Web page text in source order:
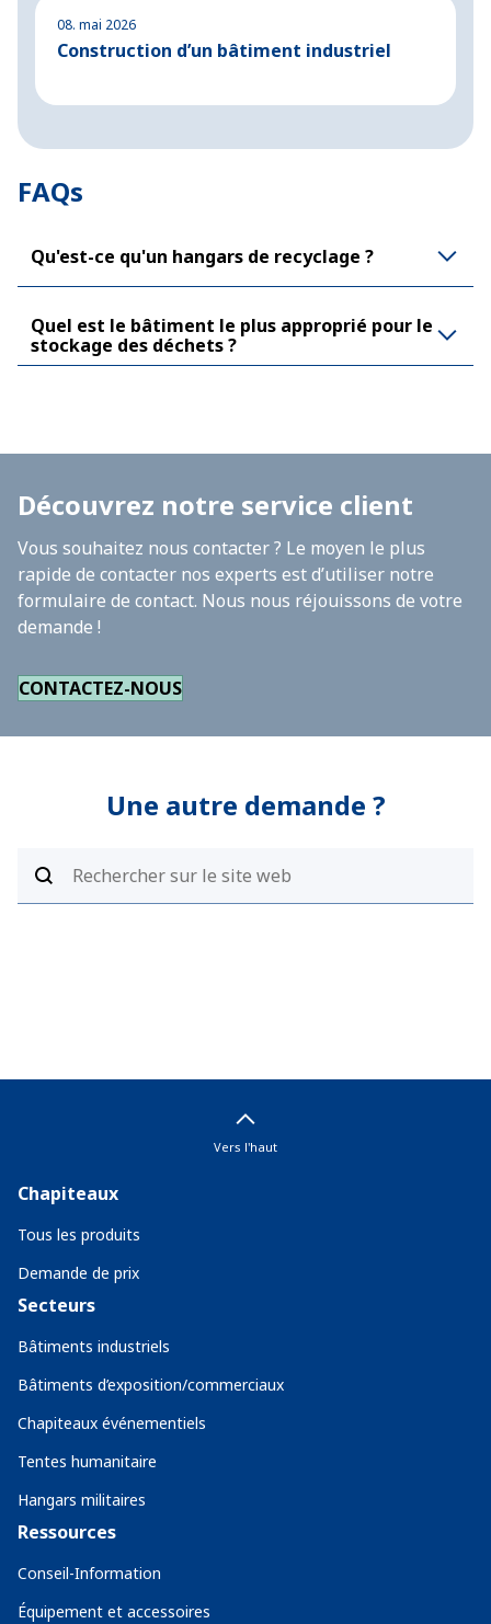
08. mai 2026
Construction d’un bâtiment industriel
FAQs
Qu'est-ce qu'un hangars de recyclage ?
Quel est le bâtiment le plus approprié pour le
stockage des déchets ?
Découvrez notre service client
Vous souhaitez nous contacter ? Le moyen le plus
rapide de contacter nos experts est d’utiliser notre
formulaire de contact. Nous nous réjouissons de votre
demande !
CONTACTEZ-NOUS
Une autre demande ?
Vers l'haut
Chapiteaux
Tous les produits
Demande de prix
Secteurs
Bâtiments industriels
Bâtiments d’exposition/commerciaux
Chapiteaux événementiels
Tentes humanitaire
Hangars militaires
Ressources
Conseil-Information
Équipement et accessoires